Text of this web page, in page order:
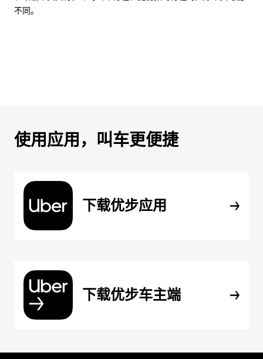
不同。
使用应用，叫车更便捷
下载优步应用
下载优步车主端